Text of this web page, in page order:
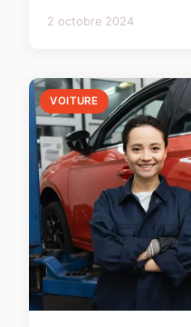
2 octobre 2024
VOITURE